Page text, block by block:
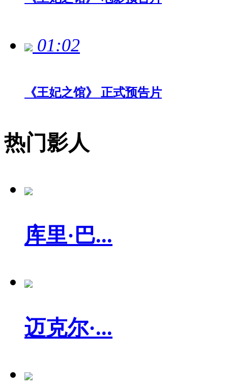
01:02
《王妃之馆》 正式预告片
热门影人
库里·巴...
迈克尔·...